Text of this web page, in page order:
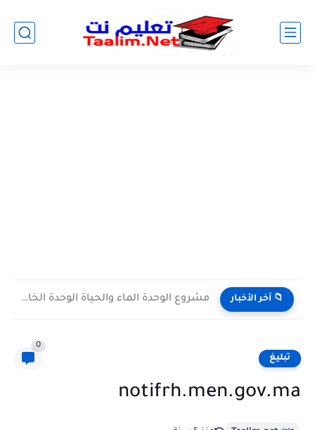
📁 آخر الأخبار مشروع الوحدة الماء والحياة الوحدة الخامسة المستوى الثالث projet de...
تبليغ
0
notifrh.men.gov.ma